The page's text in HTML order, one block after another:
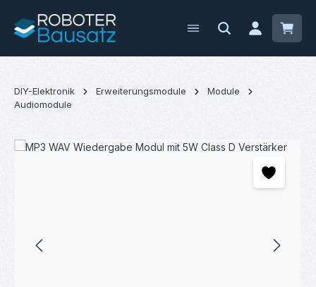
Zum Hauptinhalt springen
DIY-Elektronik Erweiterungsmodule
Module
Audiomodule
Bildergalerie überspringen